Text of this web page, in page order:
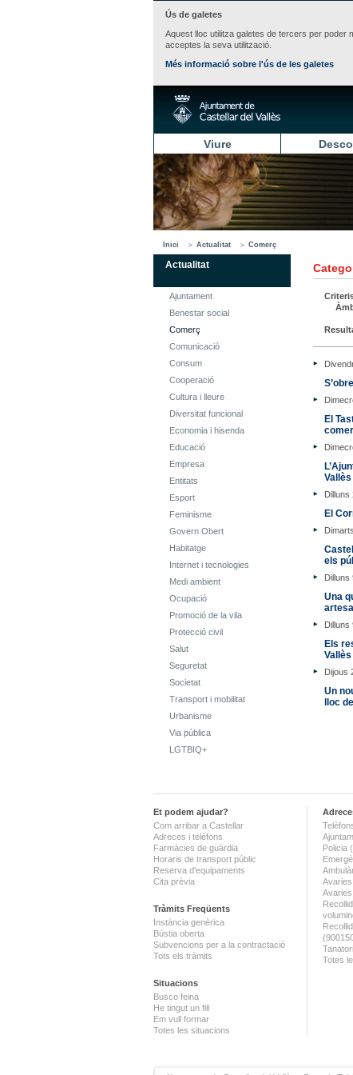
Ús de galetes
Aquest lloc utilitza galetes de tercers per poder
acceptes la seva utilització.
Més informació sobre l'ús de les galetes
Viure
Inici Actualitat Comerç
Actualitat
Ajuntament
Benestar social
Comerç
Comunicació
Consum
Cooperació
Cultura i lleure
Diversitat funcional
Economia i hisenda
Educació
Empresa
Entitats
Esport
Feminisme
Govern Obert
Habitatge
Internet i tecnologies
Medi ambient
Ocupació
Promoció de la vila
Protecció civil
Salut
Seguretat
Societat
Transport i mobilitat
Urbanisme
Via pública
LGTBIQ+
El
Vallès
Dilluns
El
els
Dilluns
Una
Dilluns
Els
Dijous
Un
lloc
Et podem ajudar?
Com arribar a Castellar
Adreces i telèfons
Farmàcies de guàrdia
Horaris de transport públic
Reserva d'equipaments
Cita prèvia
Tràmits Freqüents
Instància genèrica
Bústia oberta
Subvencions per a la contractació
Tots els tràmits
Situacions
Busco feina
He tingut un fill
Em vull formar
Totes les situacions
Policia
Totes